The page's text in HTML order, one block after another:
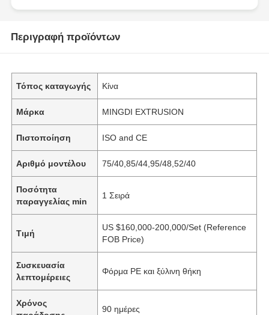
Περιγραφή προϊόντων
Τόπος καταγωγής Κίνα
Μάρκα MINGDI EXTRUSION
Πιστοποίηση ISO and CE
Αριθμό μοντέλου 75/40,85/44,95/48,52/40
Ποσότητα
παραγγελίας min
1 Σειρά
Τιμή
US $160,000-200,000/Set (Reference
FOB Price)
Συσκευασία
λεπτομέρειες
Φόρμα PE και ξύλινη θήκη
Χρόνος
90 ημέρες